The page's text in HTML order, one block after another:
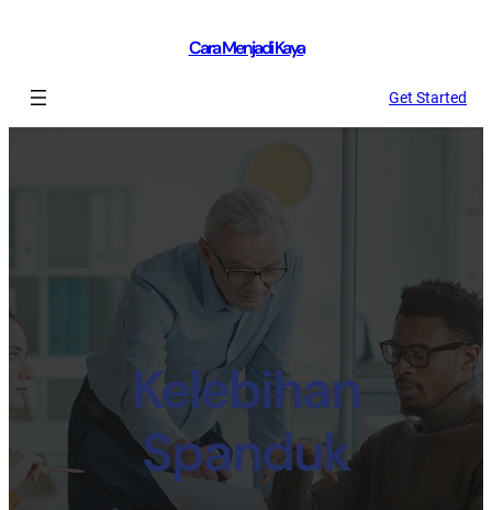
Cara Menjadi Kaya
Get Started
Kelebihan
Spanduk